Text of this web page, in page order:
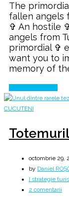
✞
✞
The
fallen angels
✞ An hostile
angels from
primordial ✞
want you to
memory of
octombrie 29,
by Daniel
[ strategie
2 comentarii